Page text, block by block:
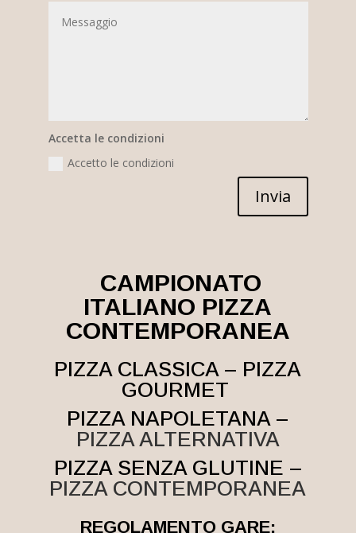
Accetta le condizioni
Accetto le condizioni
Invia
CAMPIONATO
ITALIANO PIZZA
CONTEMPORANEA
PIZZA CLASSICA – PIZZA
GOURMET
PIZZA NAPOLETANA –
PIZZA ALTERNATIVA
PIZZA SENZA GLUTINE –
PIZZA CONTEMPORANEA
REGOLAMENTO GARE: